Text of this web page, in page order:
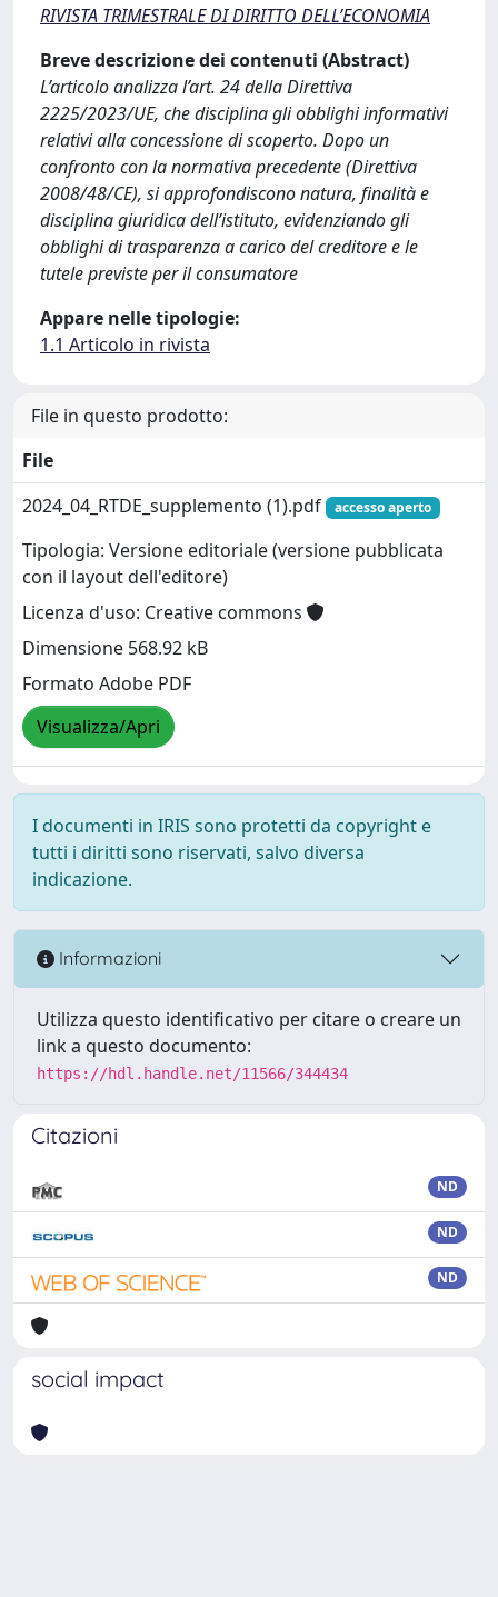
RIVISTA TRIMESTRALE DI DIRITTO DELL’ECONOMIA
Breve descrizione dei contenuti (Abstract)
L’articolo analizza l’art. 24 della Direttiva
2225/2023/UE, che disciplina gli obblighi informativi
relativi alla concessione di scoperto. Dopo un
confronto con la normativa precedente (Direttiva
2008/48/CE), si approfondiscono natura, finalità e
disciplina giuridica dell’istituto, evidenziando gli
obblighi di trasparenza a carico del creditore e le
tutele previste per il consumatore
Appare nelle tipologie:
1.1 Articolo in rivista
File in questo prodotto:
File
2024_04_RTDE_supplemento (1).pdf
accesso aperto
Tipologia: Versione editoriale (versione pubblicata
con il layout dell'editore)
Licenza d'uso: Creative commons
Dimensione 568.92 kB
Formato Adobe PDF
Visualizza/Apri
I documenti in IRIS sono protetti da copyright e
tutti i diritti sono riservati, salvo diversa
indicazione.
Informazioni
Utilizza questo identificativo per citare o creare un
link a questo documento:
https://hdl.handle.net/11566/344434
Citazioni
ND
ND
ND
social impact